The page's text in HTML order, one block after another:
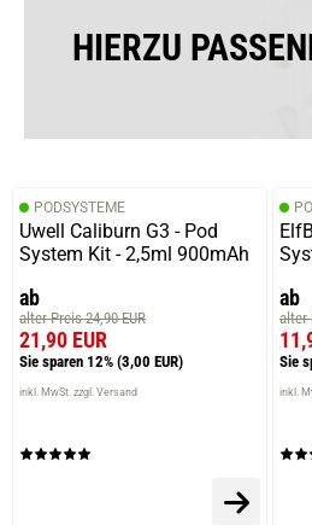
Michael H.
Die Bewertung erfolgte ohne
15.07.2025 — via
Lisa G.
verifizierter Onlinekauf.
HIERZU
PODSYSTEME
Uwell Caliburn G3 - Pod
System Kit - 2,5ml 900mAh
ab
alter Preis 24,90 EUR
21,90 EUR
Sie sparen 12% (3,00 EUR)
inkl. MwSt. zzgl. Versand
ab
alter
Sie
inkl.